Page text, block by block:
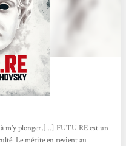
m’y plonger,[...] FUTU.RE est un
Le mérite en revient au